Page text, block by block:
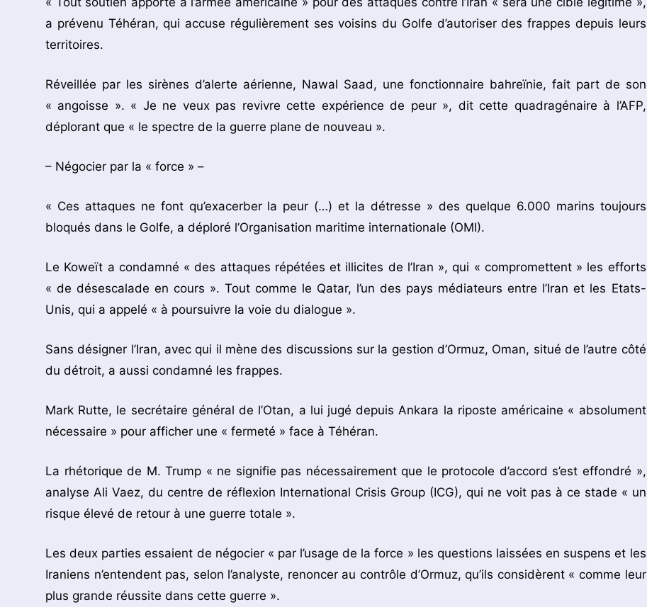
a prévenu Téhéran, qui accuse régulièrement ses voisins du Golfe d’autoriser des frappes depuis leurs
territoires.
Réveillée par les sirènes d’alerte aérienne, Nawal Saad, une fonctionnaire bahreïnie, fait part de son
« angoisse ». « Je ne veux pas revivre cette expérience de peur », dit cette quadragénaire à l’AFP,
déplorant que « le spectre de la guerre plane de nouveau ».
– Négocier par la « force » –
« Ces attaques ne font qu’exacerber la peur (…) et la détresse » des quelque 6.000 marins toujours
bloqués dans le Golfe, a déploré l’Organisation maritime internationale (OMI).
Le Koweït a condamné « des attaques répétées et illicites de l’Iran », qui « compromettent » les efforts
« de désescalade en cours ». Tout comme le Qatar, l’un des pays médiateurs entre l’Iran et les Etats-
Unis, qui a appelé « à poursuivre la voie du dialogue ».
Sans désigner l’Iran, avec qui il mène des discussions sur la gestion d’Ormuz, Oman, situé de l’autre côté
du détroit, a aussi condamné les frappes.
Mark Rutte, le secrétaire général de l’Otan, a lui jugé depuis Ankara la riposte américaine « absolument
nécessaire » pour afficher une « fermeté » face à Téhéran.
La rhétorique de M. Trump « ne signifie pas nécessairement que le protocole d’accord s’est effondré »,
analyse Ali Vaez, du centre de réflexion International Crisis Group (ICG), qui ne voit pas à ce stade « un
risque élevé de retour à une guerre totale ».
Les deux parties essaient de négocier « par l’usage de la force » les questions laissées en suspens et les
Iraniens n’entendent pas, selon l’analyste, renoncer au contrôle d’Ormuz, qu’ils considèrent « comme leur
plus grande réussite dans cette guerre ».